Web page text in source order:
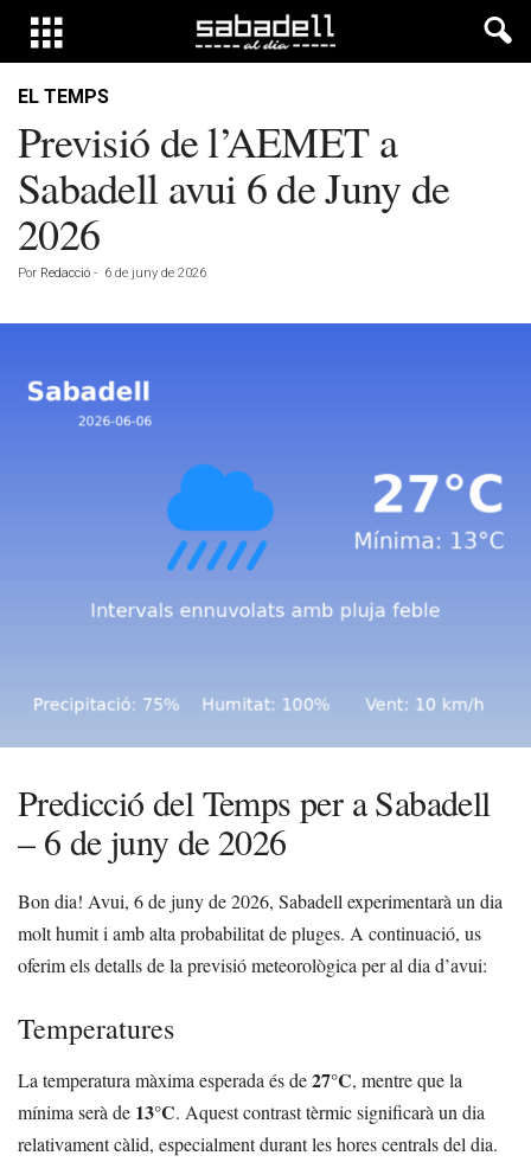
EL TEMPS
Previsió de l’AEMET a
Sabadell avui 6 de Juny de
2026
Por Redacció - 6 de juny de 2026
Predicció del Temps per a Sabadell
– 6 de juny de 2026
Bon dia! Avui, 6 de juny de 2026, Sabadell experimentarà un dia
molt humit i amb alta probabilitat de pluges. A continuació, us
oferim els detalls de la previsió meteorològica per al dia d’avui:
Temperatures
La temperatura màxima esperada és de27°C, mentre que la
mínima serà de 13°C. Aquest contrast tèrmic significarà un dia
relativament càlid, especialment durant les hores centrals del dia.